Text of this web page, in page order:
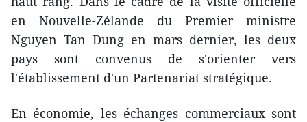
en Nouvelle-Zélande du Premier ministre
Nguyen Tan Dung en mars dernier, les deux
pays sont convenus de s'orienter vers
l'établissement d'un Partenariat stratégique.
En économie, les échanges commerciaux sont